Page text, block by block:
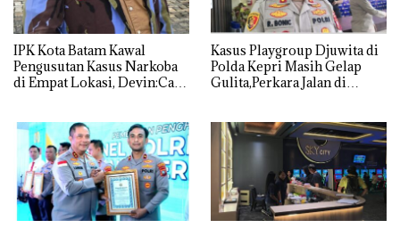
IPK Kota Batam Kawal
Pengusutan Kasus Narkoba
di Empat Lokasi, Devin:Cari
Kasus Playgroup Djuwita di
Polda Kepri Masih Gelap
Gulita,Perkara Jalan di